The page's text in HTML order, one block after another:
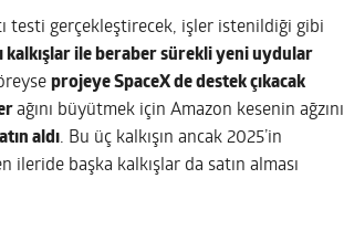
testi gerçekleştirecek, işler istenildiği gibi
kalkışlar ile beraber sürekli yeni uydular
projeye SpaceX de destek çıkacak
ağını büyütmek için Amazon kesenin ağzını
aldı. Bu üç kalkışın ancak 2025’in
ileride başka kalkışlar da satın alması